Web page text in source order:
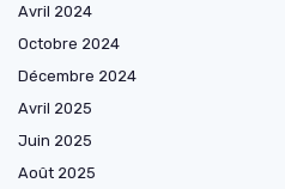
Avril 2024
Octobre 2024
Décembre 2024
Avril 2025
Juin 2025
Août 2025